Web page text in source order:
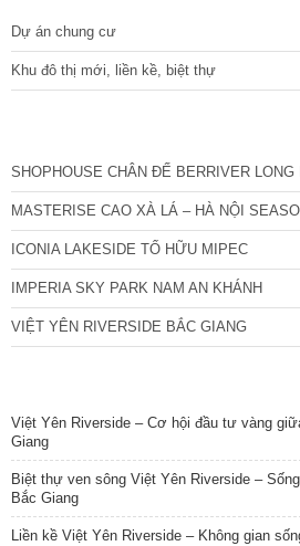
Dự án chung cư
Khu đô thị mới, liền kề, biệt thự
SHOPHOUSE CHÂN ĐẾ BERRIVER LONG
MASTERISE CAO XÀ LÁ – HÀ NỘI
ICONIA LAKESIDE TỐ HỮU MIPEC
IMPERIA SKY PARK NAM AN KHÁNH
VIỆT YÊN RIVERSIDE BẮC GIANG
Việt Yên Riverside – Cơ hội đầu tư vàng
Giang
Biệt thự ven sông Việt Yên Riverside –
Bắc Giang
Liền kề Việt Yên Riverside – Không gian